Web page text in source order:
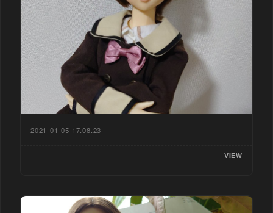
2021-01-05 17.08.23
VIEW